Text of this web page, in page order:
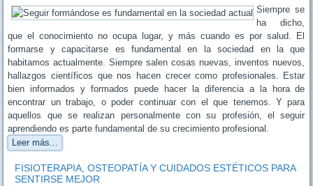
Siempre se
ha dicho,
que el conocimiento no ocupa lugar, y más cuando es por salud. El
formarse y capacitarse es fundamental en la sociedad en la que
habitamos actualmente. Siempre salen cosas nuevas, inventos nuevos,
hallazgos científicos que nos hacen crecer como profesionales. Estar
bien informados y formados puede hacer la diferencia a la hora de
encontrar un trabajo, o poder continuar con el que tenemos. Y para
aquellos que se realizan personalmente con su profesión, el seguir
aprendiendo es parte fundamental de su crecimiento profesional.
Leer más...
FISIOTERAPIA, OSTEOPATÍA Y CUIDADOS ESTÉTICOS PARA
SENTIRSE MEJOR